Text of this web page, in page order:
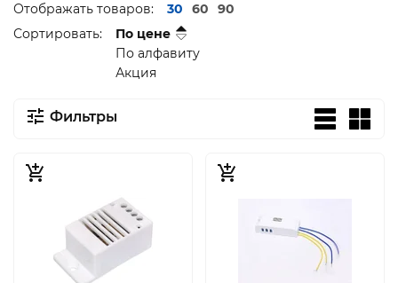
Отображать товаров: 30 60
90
Сортировать:
По цене
По алфавиту
Акция
Фильтры